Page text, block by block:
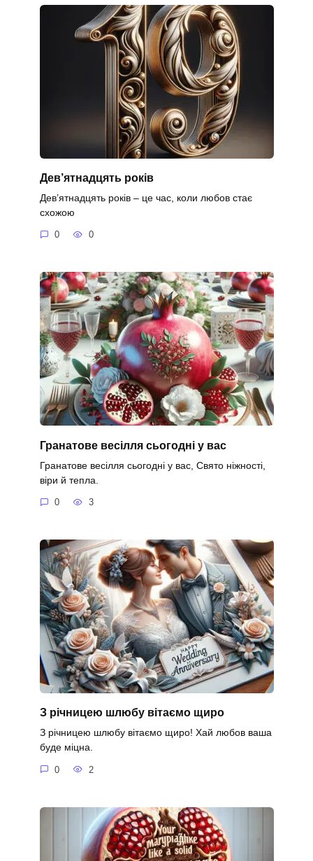
Дев’ятнадцять років
Дев’ятнадцять років – це час, коли любов стає
схожою
0 0
Гранатове весілля сьогодні у вас
Гранатове весілля сьогодні у вас, Свято ніжності,
віри й тепла.
0 3
З річницею шлюбу вітаємо щиро
З річницею шлюбу вітаємо щиро! Хай любов ваша
буде міцна.
0 2